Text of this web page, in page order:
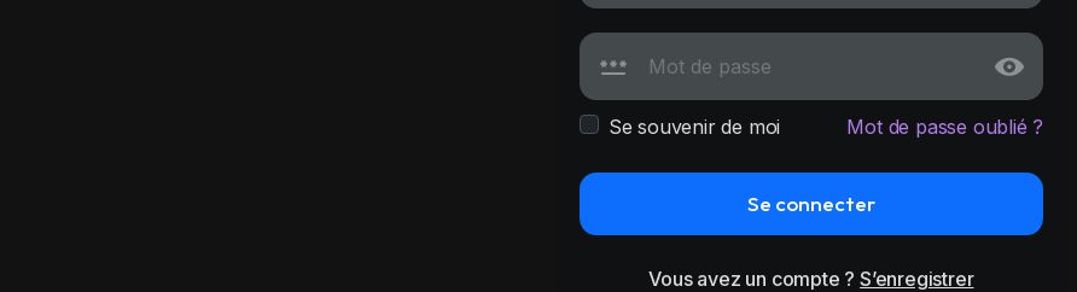
Se souvenir de moi Mot de passe oublié ?
Se connecter
Vous avez un compte ?S’enregistrer